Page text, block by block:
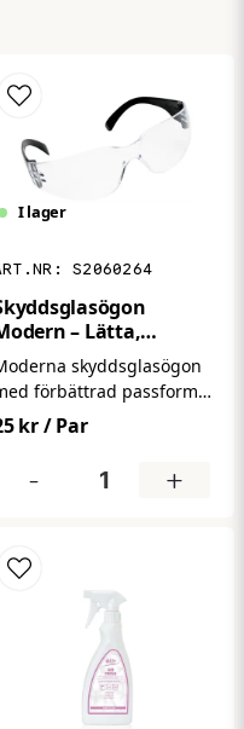
I lager
S2060264
– Lätta,
& Reptåliga
skyddsglasögon
förbättrad passform
komfort för daglig
skydd mot damm och
partiklar samtidigt som de
kr/ Par
- +